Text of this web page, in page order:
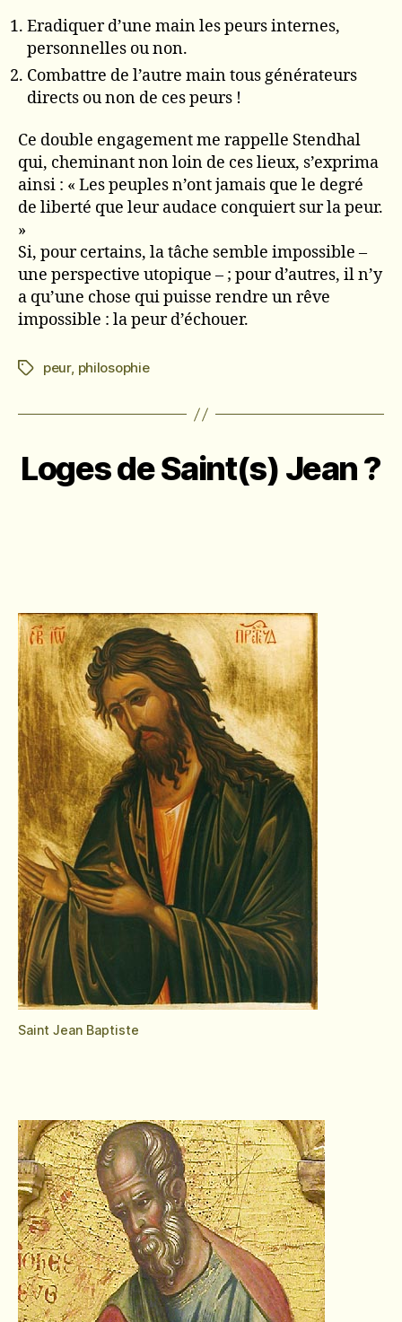
Eradiquer d’une main les peurs internes,
personnelles ou non.
Combattre de l’autre main tous générateurs
directs ou non de ces peurs !
Ce double engagement me rappelle Stendhal
qui, cheminant non loin de ces lieux, s’exprima
ainsi : « Les peuples n’ont jamais que le degré
de liberté que leur audace conquiert sur la peur.
»
Si, pour certains, la tâche semble impossible –
une perspective utopique – ; pour d’autres, il n’y
a qu’une chose qui puisse rendre un rêve
impossible : la peur d’échouer.
Étiquettes
peur, philosophie
Loges de Saint(s) Jean ?
Saint Jean Baptiste